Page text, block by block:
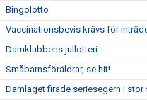
Bingolotto
Vaccinationsbevis krävs för
Damklubbens jullotteri
Småbarnsföräldrar, se hit!
Damlaget firade seriesegern i stor